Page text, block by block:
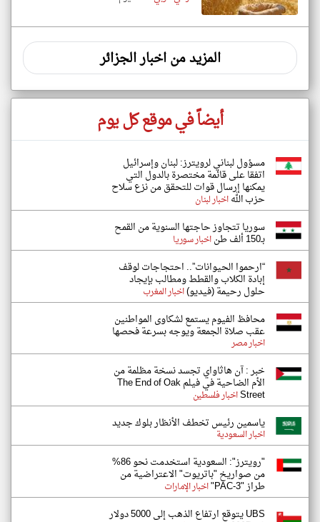
المزيد من اخبار الجزائر
أيضاً في موقع كل يوم
مسؤول لبناني لرويترز: لبنان وإسرائيل
اتفقا على ‌قائمة مختصرة بالدول التي
يمكنها إرسال قوات للتحقق من نزع سلاح
حزب اللهاخبار لبنان
سوريا تتجاوز حاجتها السنوية من القمح
بـ150 ألف طن اخبار سوريا
“ارحموا الحيوانات”.. احتجاجات لوقف
إبادة الكلاب والقطط ومطالب بإيجاد
حلول رحيمة (فيديو)اخبار المغرب
محافظ الفيوم يستمع لشكاوى المواطنين
عقب صلاة الجمعة ويوجه بسرعة فحصها
اخبار مصر
خبر : آن هاثاواي تجسد نسخة مظلمة من
الأم الضاحية في فيلم The End of Oak
Streetاخبار فلسطين
ياسمين رئيس تخطف الأنظار بلوك جديد
اخبار السعودية
"رويترز": السعودية استخدمت نحو 86%
من صواريخ "باتريوت" الاعتراضية من
طراز "PAC-3" اخبار الإمارات
UBS يتوقع ارتفاع الذهب إلى 5000 دولار